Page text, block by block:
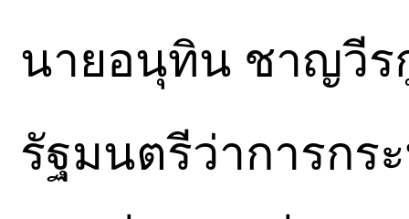
นายอนุทิน ชาญวีร
รัฐมนตรีว่าการกร